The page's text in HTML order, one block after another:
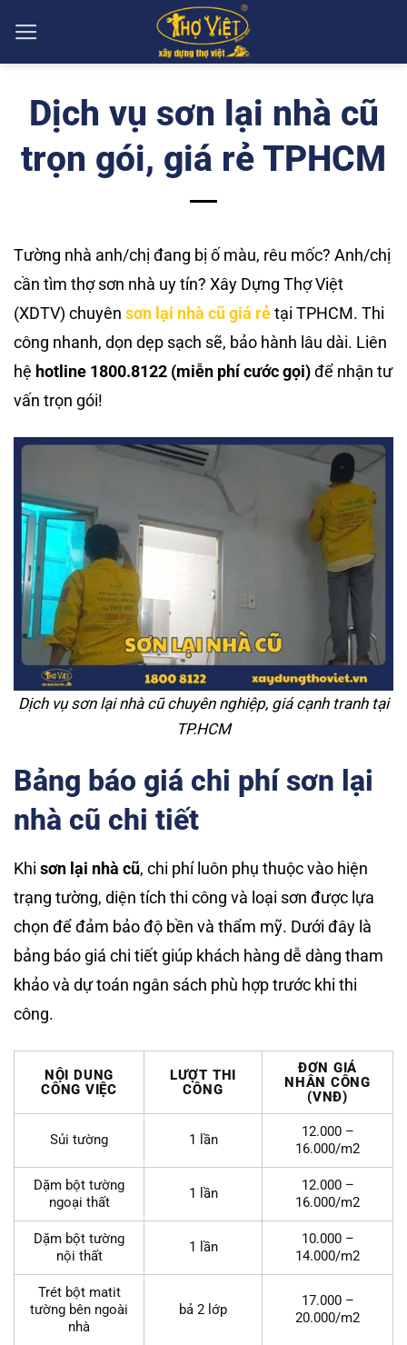
content
Dịch vụ sơn lại nhà cũ
trọn gói, giá rẻ TPHCM
Tường nhà anh/chị đang bị ố màu, rêu mốc? Anh/chị
cần tìm thợ sơn nhà uy tín? Xây Dựng Thợ Việt
(XDTV) chuyên sơn lại nhà cũ giá rẻtại TPHCM. Thi
công nhanh, dọn dẹp sạch sẽ, bảo hành lâu dài. Liên
hệ hotline 1800.8122 (miễn phí cước gọi)để nhận tư
vấn trọn gói!
Dịch vụ sơn lại nhà cũ chuyên nghiệp, giá cạnh tranh tại
TP.HCM
Bảng báo giá chi phí sơn lại
nhà cũ chi tiết
Khi sơn lại nhà cũ, chi phí luôn phụ thuộc vào hiện
trạng tường, diện tích thi công và loại sơn được lựa
chọn để đảm bảo độ bền và thẩm mỹ. Dưới đây là
bảng báo giá chi tiết giúp khách hàng dễ dàng tham
khảo và dự toán ngân sách phù hợp trước khi thi
công.
NỘI DUNG
CÔNG VIỆC
LƯỢT THI
CÔNG
ĐƠN GIÁ
NHÂN CÔNG
(VNĐ)
Sủi tường 1 lần
12.000 –
16.000/m2
Dặm bột tường
ngoại thất
1 lần
12.000 –
16.000/m2
Dặm bột tường
nội thất
1 lần
10.000 –
14.000/m2
Trét bột matit
tường bên ngoài
nhà
bả 2 lớp
17.000 –
20.000/m2